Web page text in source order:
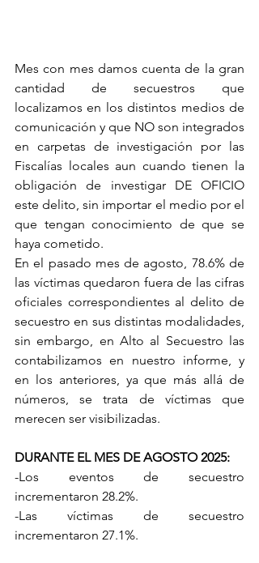
Mes con mes damos cuenta de la gran
cantidad de secuestros que
localizamos en los distintos medios de
comunicación y que NO son integrados
en carpetas de investigación por las
Fiscalías locales aun cuando tienen la
obligación de investigar DE OFICIO
este delito, sin importar el medio por el
que tengan conocimiento de que se
haya cometido.
En el pasado mes de agosto, 78.6% de
las víctimas quedaron fuera de las cifras
oficiales correspondientes al delito de
secuestro en sus distintas modalidades,
sin embargo, en Alto al Secuestro las
contabilizamos en nuestro informe, y
en los anteriores, ya que más allá de
números, se trata de víctimas que
merecen ser visibilizadas.
DURANTE EL MES DE AGOSTO 2025:
-Los eventos de secuestro
incrementaron 28.2%.
-Las víctimas de secuestro
incrementaron 27.1%.